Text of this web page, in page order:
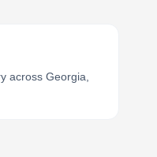
across Georgia,